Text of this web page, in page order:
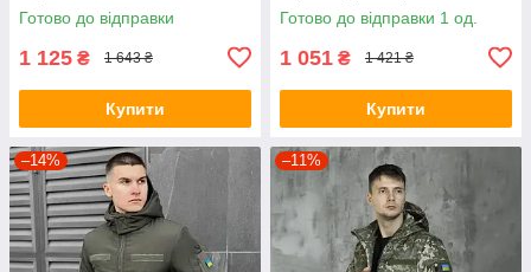
Готово до відправки
1 125 ₴ 1 643 ₴
Купити
Готово до відправки 1 од.
1 051 ₴ 1 421 ₴
Купити
–14% –11%